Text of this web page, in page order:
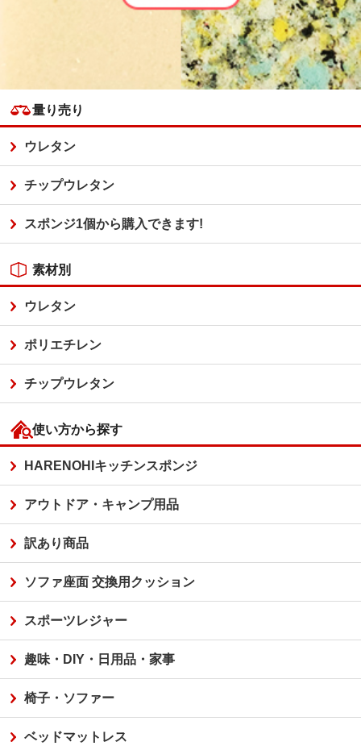
量り売り
ウレタン
チップウレタン
スポンジ1個から購入できます!
素材別
ウレタン
ポリエチレン
チップウレタン
使い方から探す
HARENOHIキッチンスポンジ
アウトドア・キャンプ用品
訳あり商品
ソファ座面 交換用クッション
スポーツレジャー
趣味・DIY・日用品・家事
椅子・ソファー
ベッドマットレス